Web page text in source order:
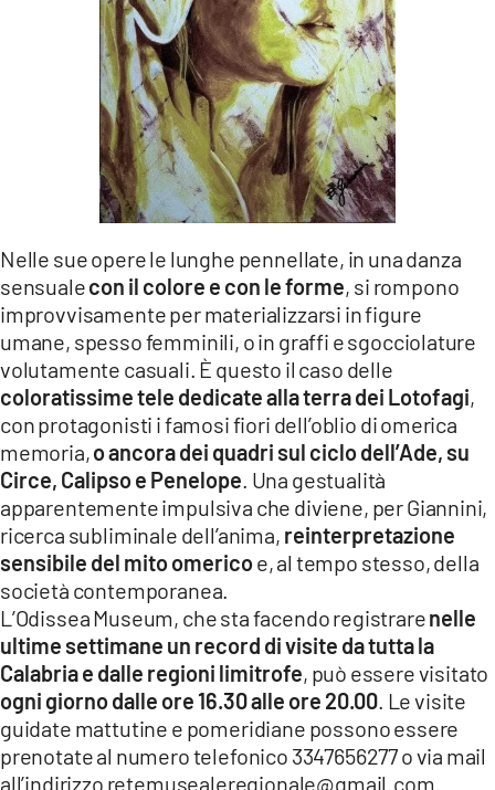
Nelle sue opere le lunghe pennellate, in una danza
sensualecon il colore e con le forme, si rompono
improvvisamente per materializzarsi in figure
umane, spesso femminili, o in graffi e sgocciolature
volutamente casuali. È questo il caso delle
coloratissime tele dedicate alla terra dei Lotofagi,
con protagonisti i famosi fiori dell’oblio di omerica
memoria,o ancora dei quadri sul ciclo dell’Ade, su
Circe, Calipso e Penelope. Una gestualità
apparentemente impulsiva che diviene, per Giannini,
ricerca subliminale dell’anima, reinterpretazione
sensibile del mito omericoe, al tempo stesso, della
società contemporanea.
L’Odissea Museum, che sta facendo registrarenelle
ultime settimane un record di visite da tutta la
Calabriae dalle regioni limitrofe, può essere visitato
ogni giorno dalle ore 16.30 alle ore 20.00. Le visite
guidate mattutine e pomeridiane possono essere
prenotate al numero telefonico 3347656277 o via mail
all’indirizzo retemusealeregionale@gmail.com.